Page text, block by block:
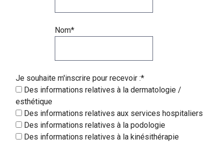
Nom*
Je souhaite m'inscrire pour recevoir :*
Des informations relatives à la dermatologie /
esthétique
Des informations relatives aux services hospitaliers
Des informations relatives à la podologie
Des informations relatives à la kinésithérapie